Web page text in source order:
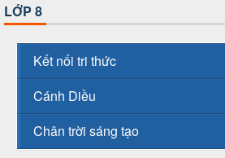
LỚP 8
Kết nối tri thức
Cánh Diều
Chân trời sáng tạo